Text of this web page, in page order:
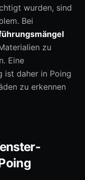
wurden, sind
Bei
zu
Eine
ist daher in Poing
zu erkennen